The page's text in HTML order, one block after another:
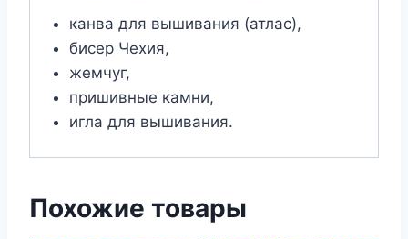
канва для вышивания (атлас),
бисер Чехия,
жемчуг,
пришивные камни,
игла для вышивания.
Похожие товары